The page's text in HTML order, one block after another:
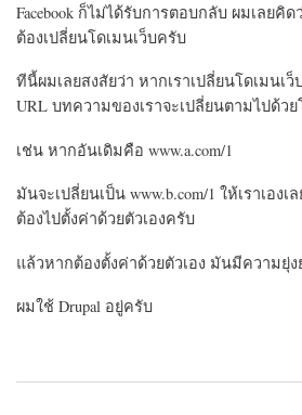
Facebook ก็ไม่ได้รับการตอบกลับ ผมเลยคิ
ต้องเปลี่ยนโดเมนเว็บครับ
ทีนี้ผมเลยสงสัยว่า หากเราเปลี่ยนโดเมนเว็
URL บทความของเราจะเปลี่ยนตามไปด้ว
เช่น หากอันเดิมคือ www.a.com/1
มันจะเปลี่ยนเป็น www.b.com/1 ให้เราเอง
ต้องไปตั้งค่าด้วยตัวเองครับ
แล้วหากต้องตั้งค่าด้วยตัวเอง มันมีความยุ่
ผมใช้ Drupal อยู่ครับ
about ขออนุญาตสอบถามเรื่อง